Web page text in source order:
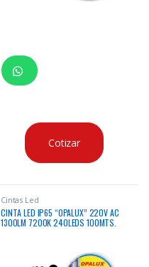
Cotizar
Cintas Led
CINTA LED IP65 “OPALUX” 220V AC
1300LM 7200K 240LEDS 100MTS.